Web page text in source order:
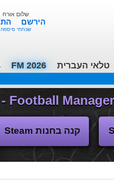
שלום אורח
הירשם
שכחתי סיסמה
טלאי העברית FM 2026
קנה בחנות Steam